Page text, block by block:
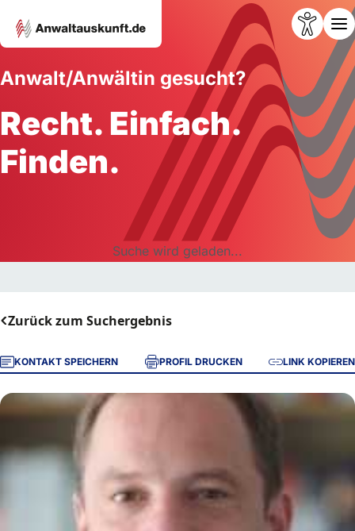
Anwalt/Anwältin gesucht?
Recht. Einfach.
Finden.
Suche wird geladen...
Zurück zum Suchergebnis
KONTAKT SPEICHERN PROFIL DRUCKEN LINK KOPIEREN